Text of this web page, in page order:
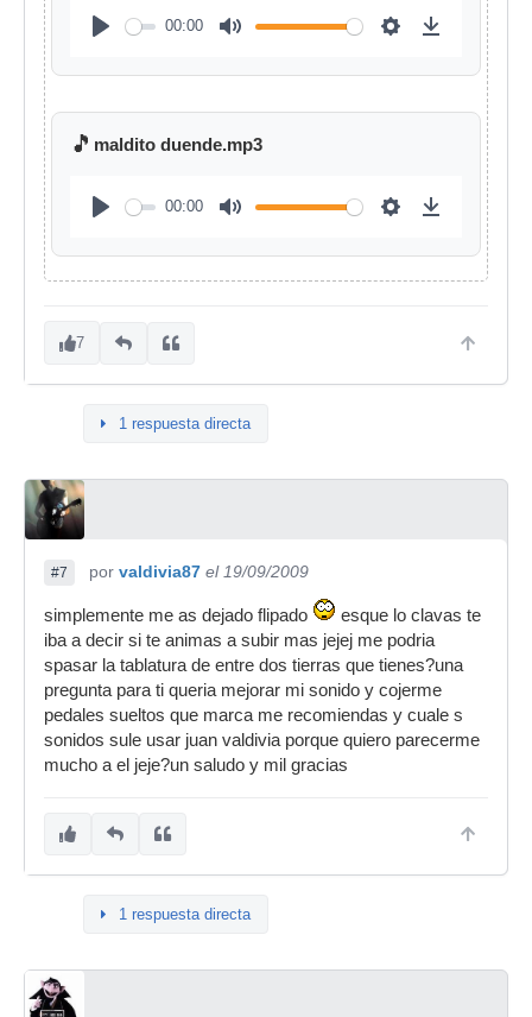
00:00
🎵 maldito duende.mp3
00:00
7
1 respuesta directa
#7 por valdivia87 el 19/09/2009
simplemente me as dejado flipado
esque lo clavas te
iba a decir si te animas a subir mas jejej me podria
spasar la tablatura de entre dos tierras que tienes?una
pregunta para ti queria mejorar mi sonido y cojerme
pedales sueltos que marca me recomiendas y cuale s
sonidos sule usar juan valdivia porque quiero parecerme
mucho a el jeje?un saludo y mil gracias
1 respuesta directa